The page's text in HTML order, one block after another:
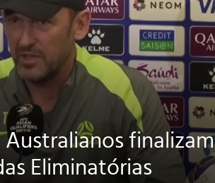
Australianos finalizam
Eliminatórias